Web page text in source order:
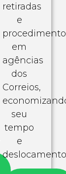
retiradas
e
em
agências
dos
Correios,
seu
tempo
e